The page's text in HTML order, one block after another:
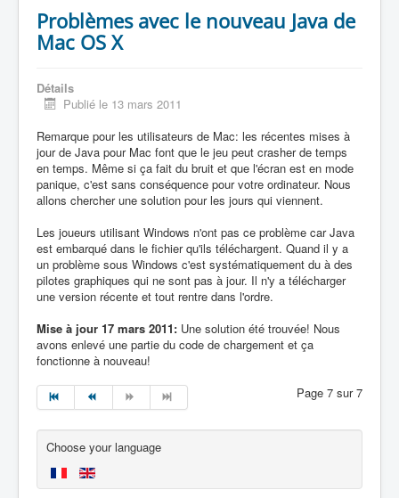
Problèmes avec le nouveau Java de
Mac OS X
Détails
Publié le 13 mars 2011
Remarque pour les utilisateurs de Mac: les récentes mises à
jour de Java pour Mac font que le jeu peut crasher de temps
en temps. Même si ça fait du bruit et que l'écran est en mode
panique, c'est sans conséquence pour votre ordinateur. Nous
allons chercher une solution pour les jours qui viennent.
Les joueurs utilisant Windows n'ont pas ce problème car Java
est embarqué dans le fichier qu'ils téléchargent. Quand il y a
un problème sous Windows c'est systématiquement du à des
pilotes graphiques qui ne sont pas à jour. Il n'y a télécharger
une version récente et tout rentre dans l'ordre.
Mise à jour 17 mars 2011: Une solution été trouvée! Nous
avons enlevé une partie du code de chargement et ça
fonctionne à nouveau!
Page 7 sur 7
Choose your language